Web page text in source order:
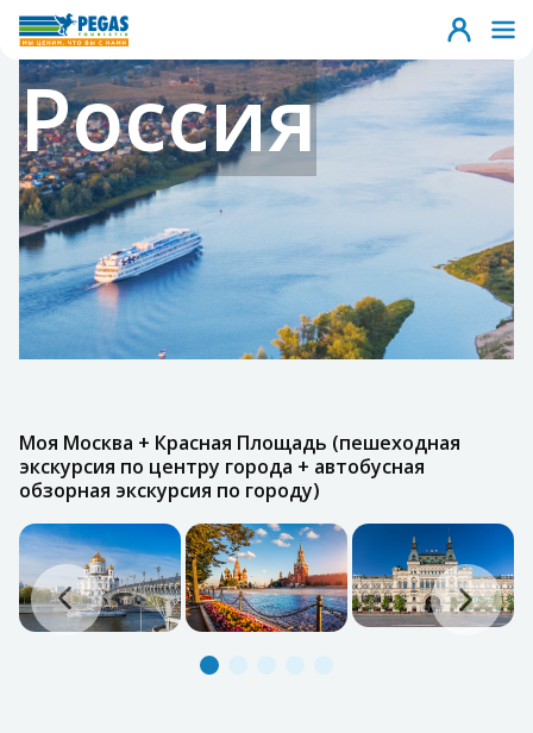
Россия
Моя Москва + Красная Площадь (пешеходная
экскурсия по центру города + автобусная
обзорная экскурсия по городу)